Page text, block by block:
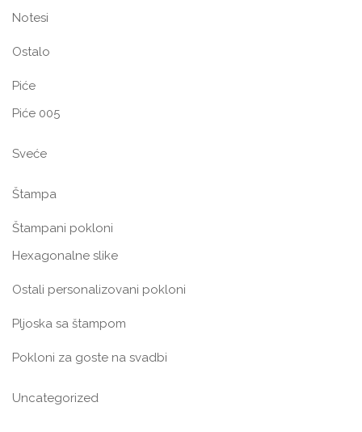
Notesi
Ostalo
Piće
Piće 005
Sveće
Štampa
Štampani pokloni
Hexagonalne slike
Ostali personalizovani pokloni
Pljoska sa štampom
Pokloni za goste na svadbi
Uncategorized